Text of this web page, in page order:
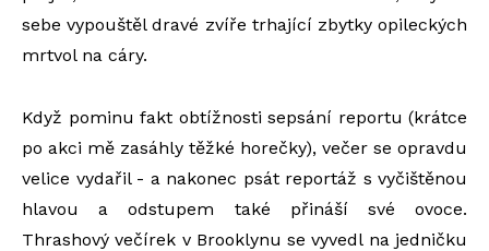
sebe vypouštěl dravé zvíře trhající zbytky opileckých
mrtvol na cáry.
Když pominu fakt obtížnosti sepsání reportu (krátce
po akci mě zasáhly těžké horečky), večer se opravdu
velice vydařil - a nakonec psát reportáž s vyčištěnou
hlavou a odstupem také přináší své ovoce.
Thrashový večírek v Brooklynu se vyvedl na jedničku